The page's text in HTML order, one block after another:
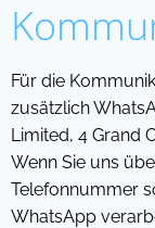
Für die
zusätzlich
Limited, 4 Grand
Wenn Sie uns
Telefonnummer
WhatsApp